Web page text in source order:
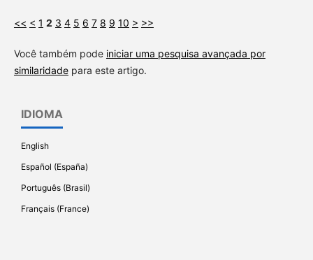
<< < 1 2 3 4 5 6 7 8 9 10 > >>
Você também pode iniciar uma pesquisa avançada por
similaridadepara este artigo.
IDIOMA
English
Español (España)
Português (Brasil)
Français (France)